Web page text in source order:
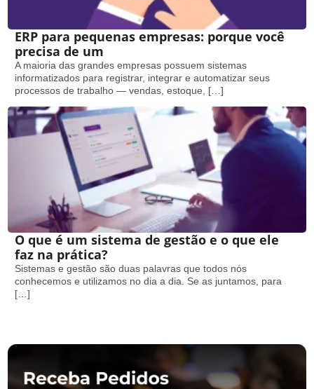
ERP para pequenas empresas: porque você
precisa de um
A maioria das grandes empresas possuem sistemas
informatizados para registrar, integrar e automatizar seus
processos de trabalho — vendas, estoque, […]
O que é um sistema de gestão e o que ele
faz na prática?
Sistemas e gestão são duas palavras que todos nós
conhecemos e utilizamos no dia a dia. Se as juntamos, para
[…]